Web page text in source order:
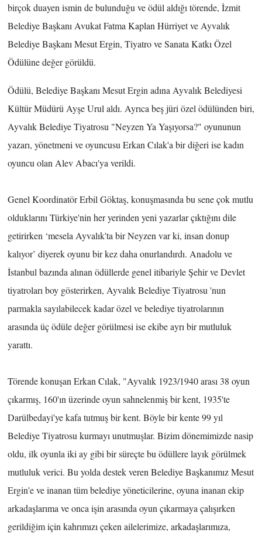
birçok duayen ismin de bulunduğu ve ödül aldığı törende, İzmit
Belediye Başkanı Avukat Fatma Kaplan Hürriyet ve Ayvalık
Belediye Başkanı Mesut Ergin, Tiyatro ve Sanata Katkı Özel
Ödülüne değer görüldü.
Ödülü, Belediye Başkanı Mesut Ergin adına Ayvalık Belediyesi
Kültür Müdürü Ayşe Urul aldı. Ayrıca beş jüri özel ödülünden biri,
Ayvalık Belediye Tiyatrosu "Neyzen Ya Yaşıyorsa?" oyununun
yazarı, yönetmeni ve oyuncusu Erkan Cılak'a bir diğeri ise kadın
oyuncu olan Alev Abacı'ya verildi.
Genel Koordinatör Erbil Göktaş, konuşmasında bu sene çok mutlu
olduklarını Türkiye'nin her yerinden yeni yazarlar çıktığını dile
getirirken ‘mesela Ayvalık'ta bir Neyzen var ki, insan donup
kalıyor’ diyerek oyunu bir kez daha onurlandırdı. Anadolu ve
İstanbul bazında alınan ödüllerde genel itibariyle Şehir ve Devlet
tiyatroları boy gösterirken, Ayvalık Belediye Tiyatrosu 'nun
parmakla sayılabilecek kadar özel ve belediye tiyatrolarının
arasında üç ödüle değer görülmesi ise ekibe ayrı bir mutluluk
yarattı.
Törende konuşan Erkan Cılak, "Ayvalık 1923/1940 arası 38 oyun
çıkarmış, 160'ın üzerinde oyun sahnelenmiş bir kent, 1935'te
Darülbedayi'ye kafa tutmuş bir kent. Böyle bir kente 99 yıl
Belediye Tiyatrosu kurmayı unutmuşlar. Bizim dönemimizde nasip
oldu, ilk oyunla iki ay gibi bir süreçte bu ödüllere layık görülmek
mutluluk verici. Bu yolda destek veren Belediye Başkanımız Mesut
Ergin'e ve inanan tüm belediye yöneticilerine, oyuna inanan ekip
arkadaşlarıma ve onca işin arasında oyun çıkarmaya çalışırken
gerildiğim için kahrımızı çeken ailelerimize, arkadaşlarımıza,